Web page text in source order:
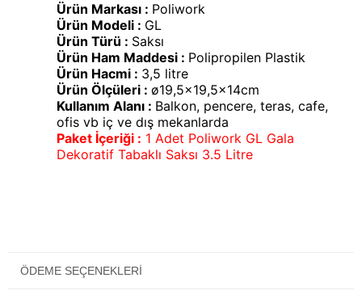
Ürün Markası : Poliwork
Ürün Modeli : GL
Ürün Türü : Saksı
Ürün Ham Maddesi : Polipropilen Plastik
Ürün Hacmi : 3,5 litre
Ürün Ölçüleri : ø19,5x19,5x14cm
Kullanım Alanı : Balkon, pencere, teras, cafe,
ofis vb iç ve dış mekanlarda
Paket İçeriği : 1 Adet Poliwork GL Gala
Dekoratif Tabaklı Saksı 3.5 Litre
ÖDEME SEÇENEKLERI